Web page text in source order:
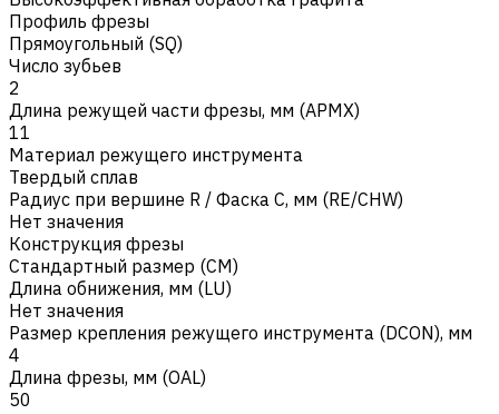
Профиль фрезы
Прямоугольный (SQ)
Число зубьев
2
Длина режущей части фрезы, мм (APMX)
11
Материал режущего инструмента
Твердый сплав
Радиус при вершине R / Фаска C, мм (RE/CHW)
Нет значения
Конструкция фрезы
Стандартный размер (CM)
Длина обнижения, мм (LU)
Нет значения
Размер крепления режущего инструмента (DCON), мм
4
Длина фрезы, мм (OAL)
50